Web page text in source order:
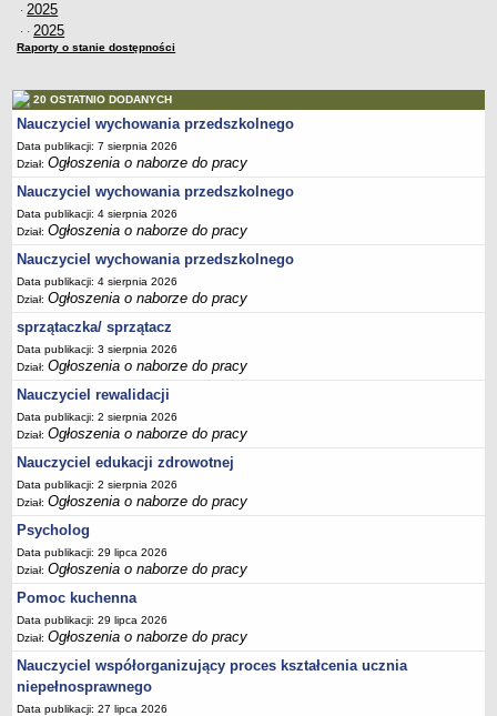
2022
2023
2025
OGŁOSZENIA
DEKLARACJA DOSTĘPNOŚCI
2021
2025
RAPORTY O STANIE DOSTĘPNOŚCI
· 2025
· · 2025
Raporty o stanie dostępności
20 OSTATNIO DODANYCH
Nauczyciel wychowania przedszkolnego
Data publikacji: 7 sierpnia 2026
Dział:Ogłoszenia o naborze do pracy
Nauczyciel wychowania przedszkolnego
Data publikacji: 4 sierpnia 2026
Dział:Ogłoszenia o naborze do pracy
Nauczyciel wychowania przedszkolnego
Data publikacji: 4 sierpnia 2026
Dział:Ogłoszenia o naborze do pracy
sprzątaczka/ sprzątacz
Data publikacji: 3 sierpnia 2026
Dział:Ogłoszenia o naborze do pracy
Nauczyciel rewalidacji
Data publikacji: 2 sierpnia 2026
Dział:Ogłoszenia o naborze do pracy
Nauczyciel edukacji zdrowotnej
Data publikacji: 2 sierpnia 2026
Dział:Ogłoszenia o naborze do pracy
Psycholog
Data publikacji: 29 lipca 2026
Dział:Ogłoszenia o naborze do pracy
Pomoc kuchenna
Data publikacji: 29 lipca 2026
Dział:Ogłoszenia o naborze do pracy
Nauczyciel współorganizujący proces kształcenia ucznia
niepełnosprawnego
Data publikacji: 27 lipca 2026